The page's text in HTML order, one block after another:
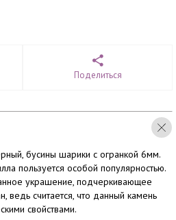
Поделиться
бусины шарики с огранкой 6мм.
пользуется особой популярностью.
украшение, подчеркивающее
ведь считается, что данный камень
свойствами.